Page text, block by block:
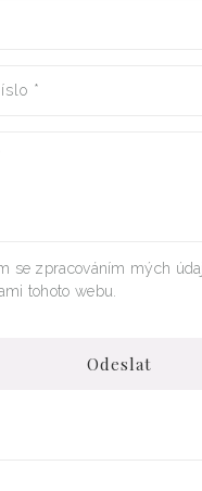
*
se zpracováním mých
tohoto webu.
Odeslat